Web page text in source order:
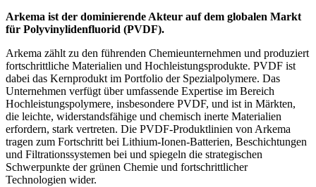
Arkema ist der dominierende Akteur auf dem globalen Markt
für Polyvinylidenfluorid (PVDF).
Arkema zählt zu den führenden Chemieunternehmen und produziert
fortschrittliche Materialien und Hochleistungsprodukte. PVDF ist
dabei das Kernprodukt im Portfolio der Spezialpolymere. Das
Unternehmen verfügt über umfassende Expertise im Bereich
Hochleistungspolymere, insbesondere PVDF, und ist in Märkten,
die leichte, widerstandsfähige und chemisch inerte Materialien
erfordern, stark vertreten. Die PVDF-Produktlinien von Arkema
tragen zum Fortschritt bei Lithium-Ionen-Batterien, Beschichtungen
und Filtrationssystemen bei und spiegeln die strategischen
Schwerpunkte der grünen Chemie und fortschrittlicher
Technologien wider.